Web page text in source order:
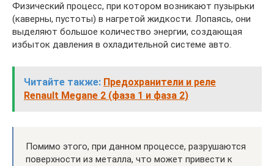
Физический процесс, при котором возникают пузырьки
(каверны, пустоты) в нагретой жидкости. Лопаясь, они
выделяют большое количество энергии, создающая
избыток давления в охладительной системе авто.
Читайте также: Предохранители и реле
Renault Megane 2 (фаза 1 и фаза 2)
Помимо этого, при данном процессе, разрушаются
поверхности из металла, что может привести к